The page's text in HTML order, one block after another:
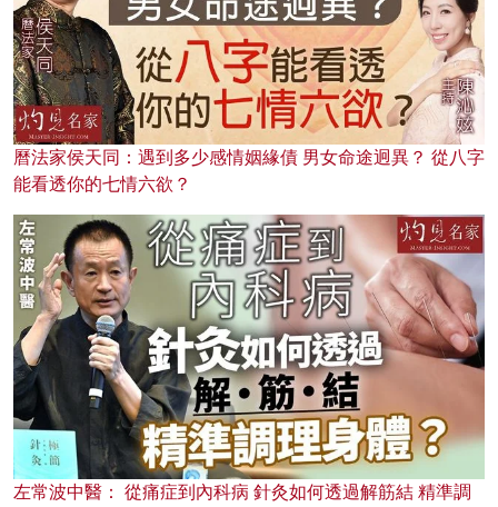
曆法家侯天同：遇到多少感情姻緣債 男女命途迥異？ 從八字
能看透你的七情六欲？
左常波中醫： 從痛症到內科病 針灸如何透過解筋結 精準調